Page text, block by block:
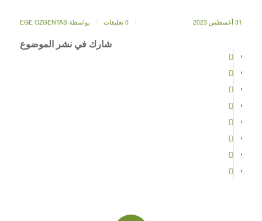
31 أغسطس 2023 / 0 تعليقات / بواسطةEGE OZGENTAS
شارك في نشر الموضوع